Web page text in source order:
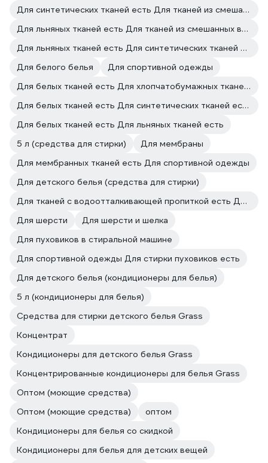
Для синтетических тканей есть Для тканей из смешанных волокон есть
Для льняных тканей есть Для тканей из смешанных волокон есть
Для льняных тканей есть Для синтетических тканей есть
Для белого белья
Для спортивной одежды
Для белых тканей есть Для хлопчатобумажных тканей есть
Для белых тканей есть Для синтетических тканей есть
Для белых тканей есть Для льняных тканей есть
5 л (средства для стирки)
Для мембраны
Для мембранных тканей есть Для спортивной одежды
Для детского белья (средства для стирки)
Для тканей с водоотталкивающей пропиткой есть Для мембранных тканей есть
Для шерсти
Для шерсти и шелка
Для пуховиков в стиральной машине
Для спортивной одежды Для стирки пуховиков есть
Для детского белья (кондиционеры для белья)
5 л (кондиционеры для белья)
Средства для стирки детского белья Grass
Концентрат
Кондиционеры для детского белья Grass
Концентрированные кондиционеры для белья Grass
Оптом (моющие средства)
Оптом (моющие средства)
оптом
Кондиционеры для белья со скидкой
Кондиционеры для белья для детских вещей